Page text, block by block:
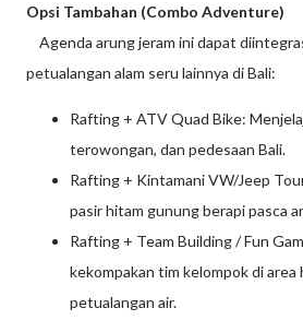
Opsi Tambahan (Combo Adventure)
Agenda arung jeram ini dapat
petualangan alam seru lainnya di Bali:
Rafting + ATV Quad Bike:
terowongan, dan pedesaan Bali.
Rafting + Kintamani VW/Jeep
pasir hitam gunung berapi pasca
Rafting + Team Building / Fun
kekompakan tim kelompok di area
petualangan air.